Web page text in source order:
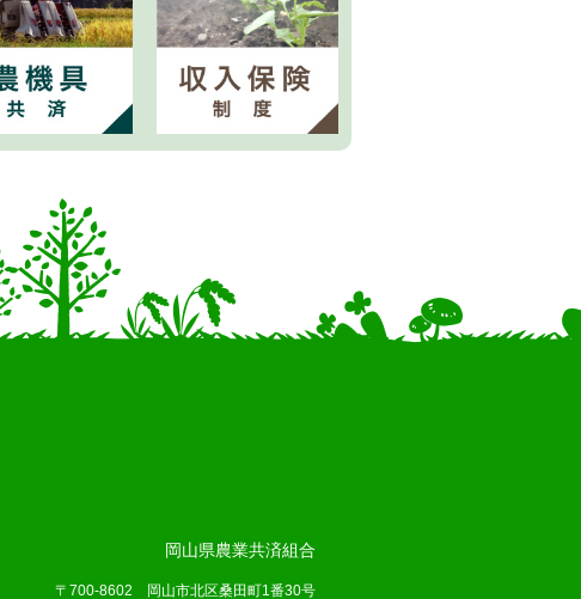
岡山県農業共済組合
〒700-8602 岡山市北区桑田町1番30号